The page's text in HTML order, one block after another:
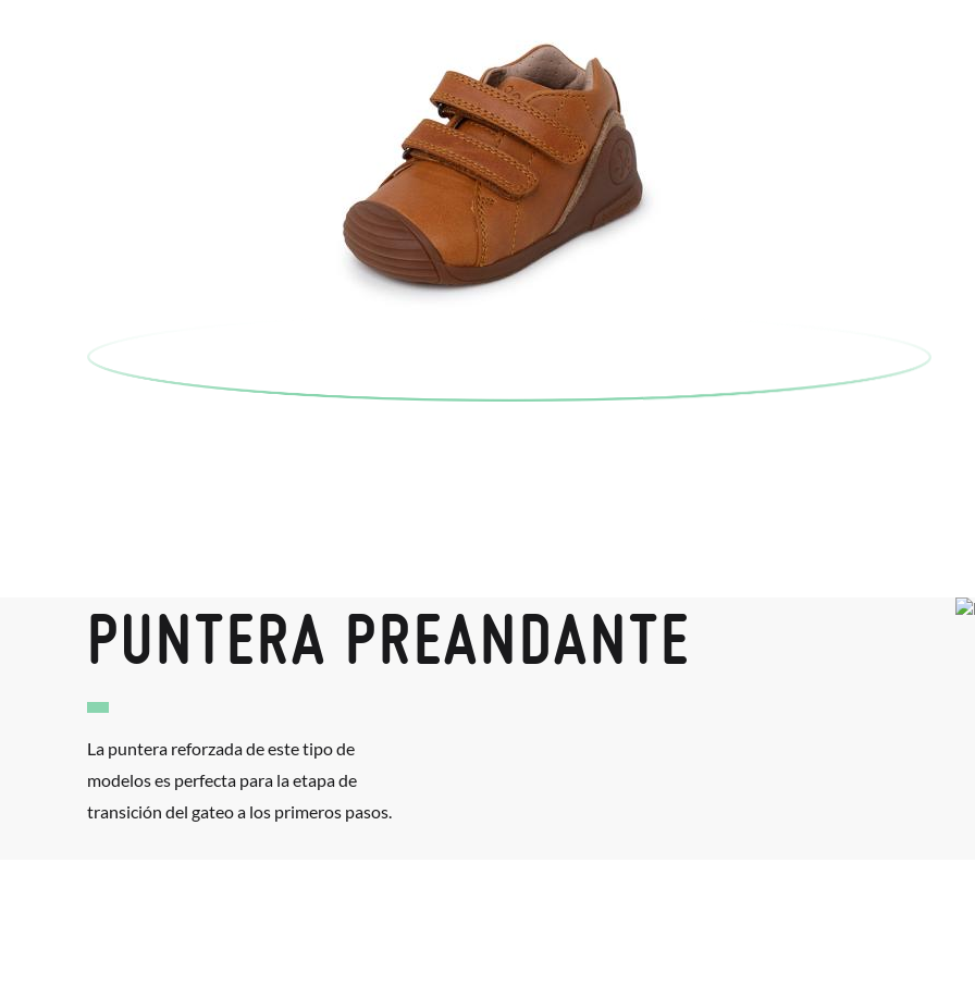
PUNTERA PREANDANTE
La puntera reforzada de este tipo de
modelos es perfecta para la etapa de
transición del gateo a los primeros pasos.